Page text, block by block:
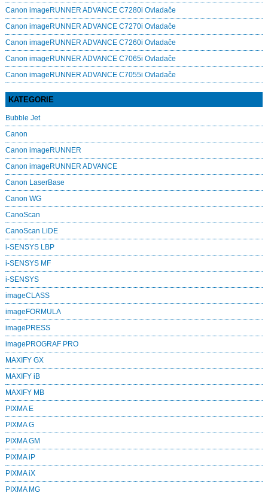
Canon imageRUNNER ADVANCE C7280i Ovladače
Canon imageRUNNER ADVANCE C7270i Ovladače
Canon imageRUNNER ADVANCE C7260i Ovladače
Canon imageRUNNER ADVANCE C7065i Ovladače
Canon imageRUNNER ADVANCE C7055i Ovladače
KATEGORIE
Bubble Jet
Canon
Canon imageRUNNER
Canon imageRUNNER ADVANCE
Canon LaserBase
Canon WG
CanoScan
CanoScan LiDE
i-SENSYS LBP
i-SENSYS MF
i‑SENSYS
imageCLASS
imageFORMULA
imagePRESS
imagePROGRAF PRO
MAXIFY GX
MAXIFY iB
MAXIFY MB
PIXMA E
PIXMA G
PIXMA GM
PIXMA iP
PIXMA iX
PIXMA MG